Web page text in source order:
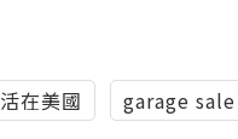
活在美國 garage sale